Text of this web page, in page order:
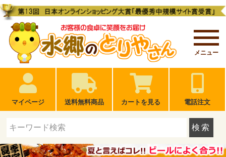
メニュー
マイページ 送料無料商品 カートを見る 電話注文
検索